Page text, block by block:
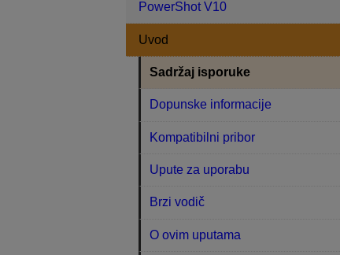
PowerShot V10
Uvod
Sadržaj isporuke
Dopunske informacije
Kompatibilni pribor
Upute za uporabu
Brzi vodič
O ovim uputama